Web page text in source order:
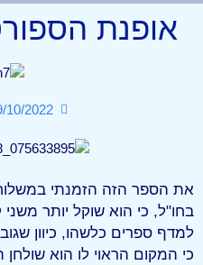
אופנת הספורט 1800-
10/2022
את הספר הזה הזמנתי
בחו"ל, כי הוא שוקל יותר משני
כי המקום הראוי לו הוא שולחן